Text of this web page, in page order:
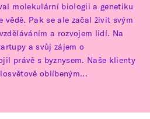
molekulární biologii a genetiku
vědě. Pak se ale začal živit svým
a rozvojem lidí. Na
a svůj zájem o
právě s byznysem. Naše klienty
oblíbeným...